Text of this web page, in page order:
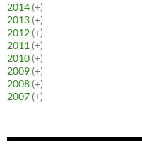
2014 (+)
2013 (+)
2012 (+)
2011 (+)
2010 (+)
2009 (+)
2008 (+)
2007 (+)